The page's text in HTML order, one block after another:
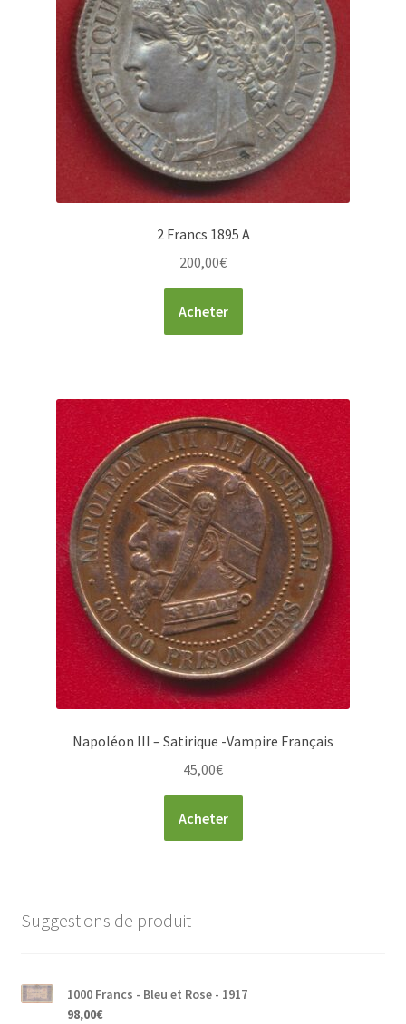
2 Francs 1895 A
200,00€
Acheter
Napoléon III – Satirique -Vampire Français
45,00€
Acheter
Suggestions de produit
1000 Francs - Bleu et Rose - 1917
98,00€